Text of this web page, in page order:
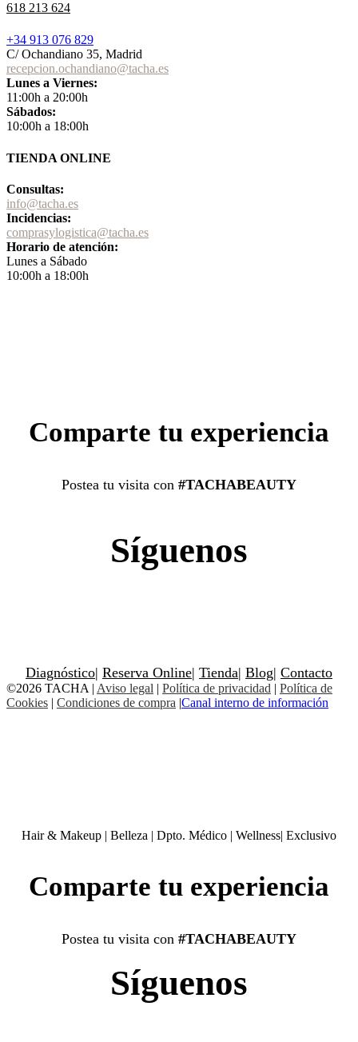
618 213 624
+34 913 076 829
C/ Ochandiano 35, Madrid
recepcion.ochandiano@tacha.es
Lunes a Viernes:
11:00h a 20:00h
Sábados:
10:00h a 18:00h
TIENDA ONLINE
Consultas:
info@tacha.es
Incidencias:
comprasylogistica@tacha.es
Horario de atención:
Lunes a Sábado
10:00h a 18:00h
Comparte tu experiencia
Postea tu visita con #TACHABEAUTY
Síguenos
Diagnóstico| Reserva Online| Tienda| Blog| Contacto
©2026 TACHA | Aviso legal | Política de privacidad | Política de
Cookies | Condiciones de compra |Canal interno de información
Hair & Makeup | Belleza | Dpto. Médico | Wellness| Exclusivo
Comparte tu experiencia
Postea tu visita con #TACHABEAUTY
Síguenos